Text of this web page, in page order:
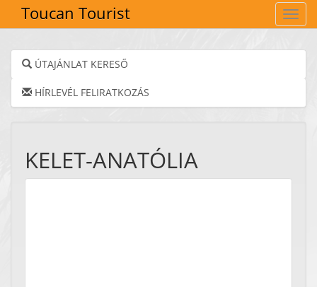
Toucan Tourist
ÚTAJÁNLAT KERESŐ
HÍRLEVÉL FELIRATKOZÁS
KELET-ANATÓLIA